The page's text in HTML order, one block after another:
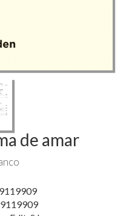
de amar
Edit, S.L.
Rústica
200 mm.